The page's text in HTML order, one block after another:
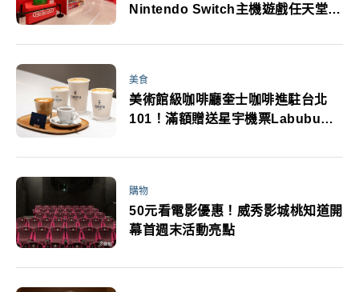
Nintendo Switch主機遊戲任天堂IP
美食
美術館級咖啡廳奎士咖啡進駐台北
101！滿額贈送星宇機票Labubu吉
購物
50元看電影優惠！威秀影城桃知道開
幕首週末活動亮點